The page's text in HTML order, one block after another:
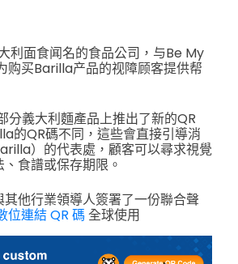
利面食闻名的食品公司，与Be My
购买Barilla产品的视障顾客提供帮
分義大利麵產品上推出了新的QR
的QR碼不同，這些會直接引導消
）的代表處，顧客可以尋求視覺
食譜或保存期限。
他行業領導人簽署了一份聯合聲
位連結 QR 碼 全球使用